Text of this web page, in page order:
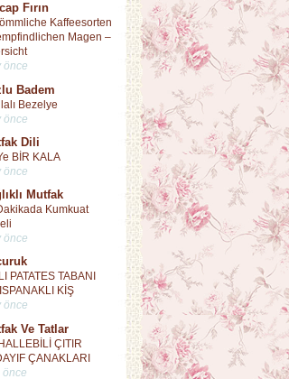
Fırın
Kaffeesorten
Magen –
önce
Badem
Bezelye
önce
Dili
BİR KALA
önce
Mutfak
Kumkuat
önce
PATATES TABANI
ISPANAKLI KİŞ
önce
Ve Tatlar
ÇITIR
ÇANAKLARI
önce